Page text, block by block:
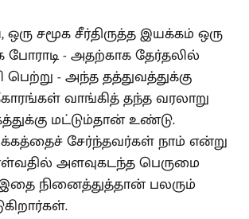
சமூக சீர்திருத்த இயக்கம் ஒரு
போராடி - அதற்காக தேர்தலில்
பெற்று - அந்த தத்துவத்துக்கு
வாங்கித் தந்த வரலாறு
மட்டும்தான் உண்டு.
சேர்ந்தவர்கள் நாம் என்று
அளவுகடந்த பெருமை
நினைத்துத்தான் பலரும்